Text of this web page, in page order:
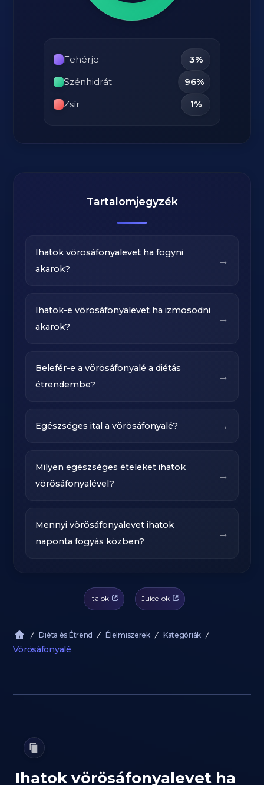
Fehérje
3%
Szénhidrát
96%
Zsír
1%
Tartalomjegyzék
Ihatok vörösáfonyalevet ha fogyni
akarok?
→
Ihatok-e vörösáfonyalevet ha izmosodni
akarok?
→
Belefér-e a vörösáfonyalé a diétás
étrendembe?
→
Egészséges ital a vörösáfonyalé? →
Milyen egészséges ételeket ihatok
vörösáfonyalével?
→
Mennyi vörösáfonyalevet ihatok
naponta fogyás közben?
→
Italok Juice-ok
Diéta és Étrend Élelmiszerek Kategóriák
Vörösáfonyalé
Ihatok vörösáfonyalevet ha